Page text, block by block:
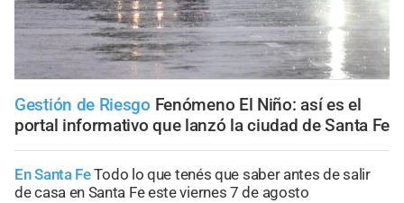
Gestión de Riesgo Fenómeno El Niño: así es el
portal informativo que lanzó la ciudad de Santa Fe
En Santa FeTodo lo que tenés que saber antes de salir
de casa en Santa Fe este viernes 7 de agosto